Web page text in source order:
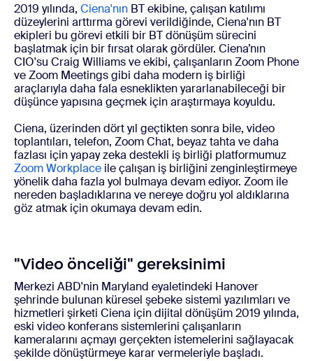
2019 yılında, Ciena'nın BT ekibine, çalışan katılımı
düzeylerini arttırma görevi verildiğinde, Ciena'nın BT
ekipleri bu görevi etkili bir BT dönüşüm sürecini
başlatmak için bir fırsat olarak gördüler. Ciena’nın
CIO'su Craig Williams ve ekibi, çalışanların Zoom Phone
ve Zoom Meetings gibi daha modern iş birliği
araçlarıyla daha fala esneklikten yararlanabileceği bir
düşünce yapısına geçmek için araştırmaya koyuldu.
Ciena, üzerinden dört yıl geçtikten sonra bile, video
toplantıları, telefon, Zoom Chat, beyaz tahta ve daha
fazlası için yapay zeka destekli iş birliği platformumuz
Zoom Workplace ile çalışan iş birliğini zenginleştirmeye
yönelik daha fazla yol bulmaya devam ediyor. Zoom ile
nereden başladıklarına ve nereye doğru yol aldıklarına
göz atmak için okumaya devam edin.
"Video önceliği" gereksinimi
Merkezi ABD'nin Maryland eyaletindeki Hanover
şehrinde bulunan küresel şebeke sistemi yazılımları ve
hizmetleri şirketi Ciena için dijital dönüşüm 2019 yılında,
eski video konferans sistemlerini çalışanların
kameralarını açmayı gerçekten istemelerini sağlayacak
şekilde dönüştürmeye karar vermeleriyle başladı.